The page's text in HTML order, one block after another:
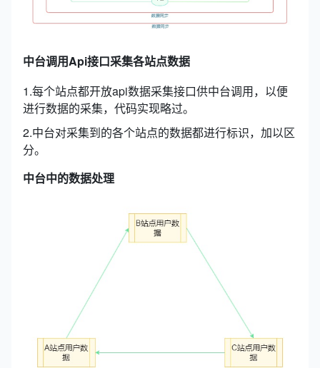
中台调用Api接口采集各站点数据
1.每个站点都开放api数据采集接口供中台调用，以便
进行数据的采集，代码实现略过。
2.中台对采集到的各个站点的数据都进行标识，加以区
分。
中台中的数据处理